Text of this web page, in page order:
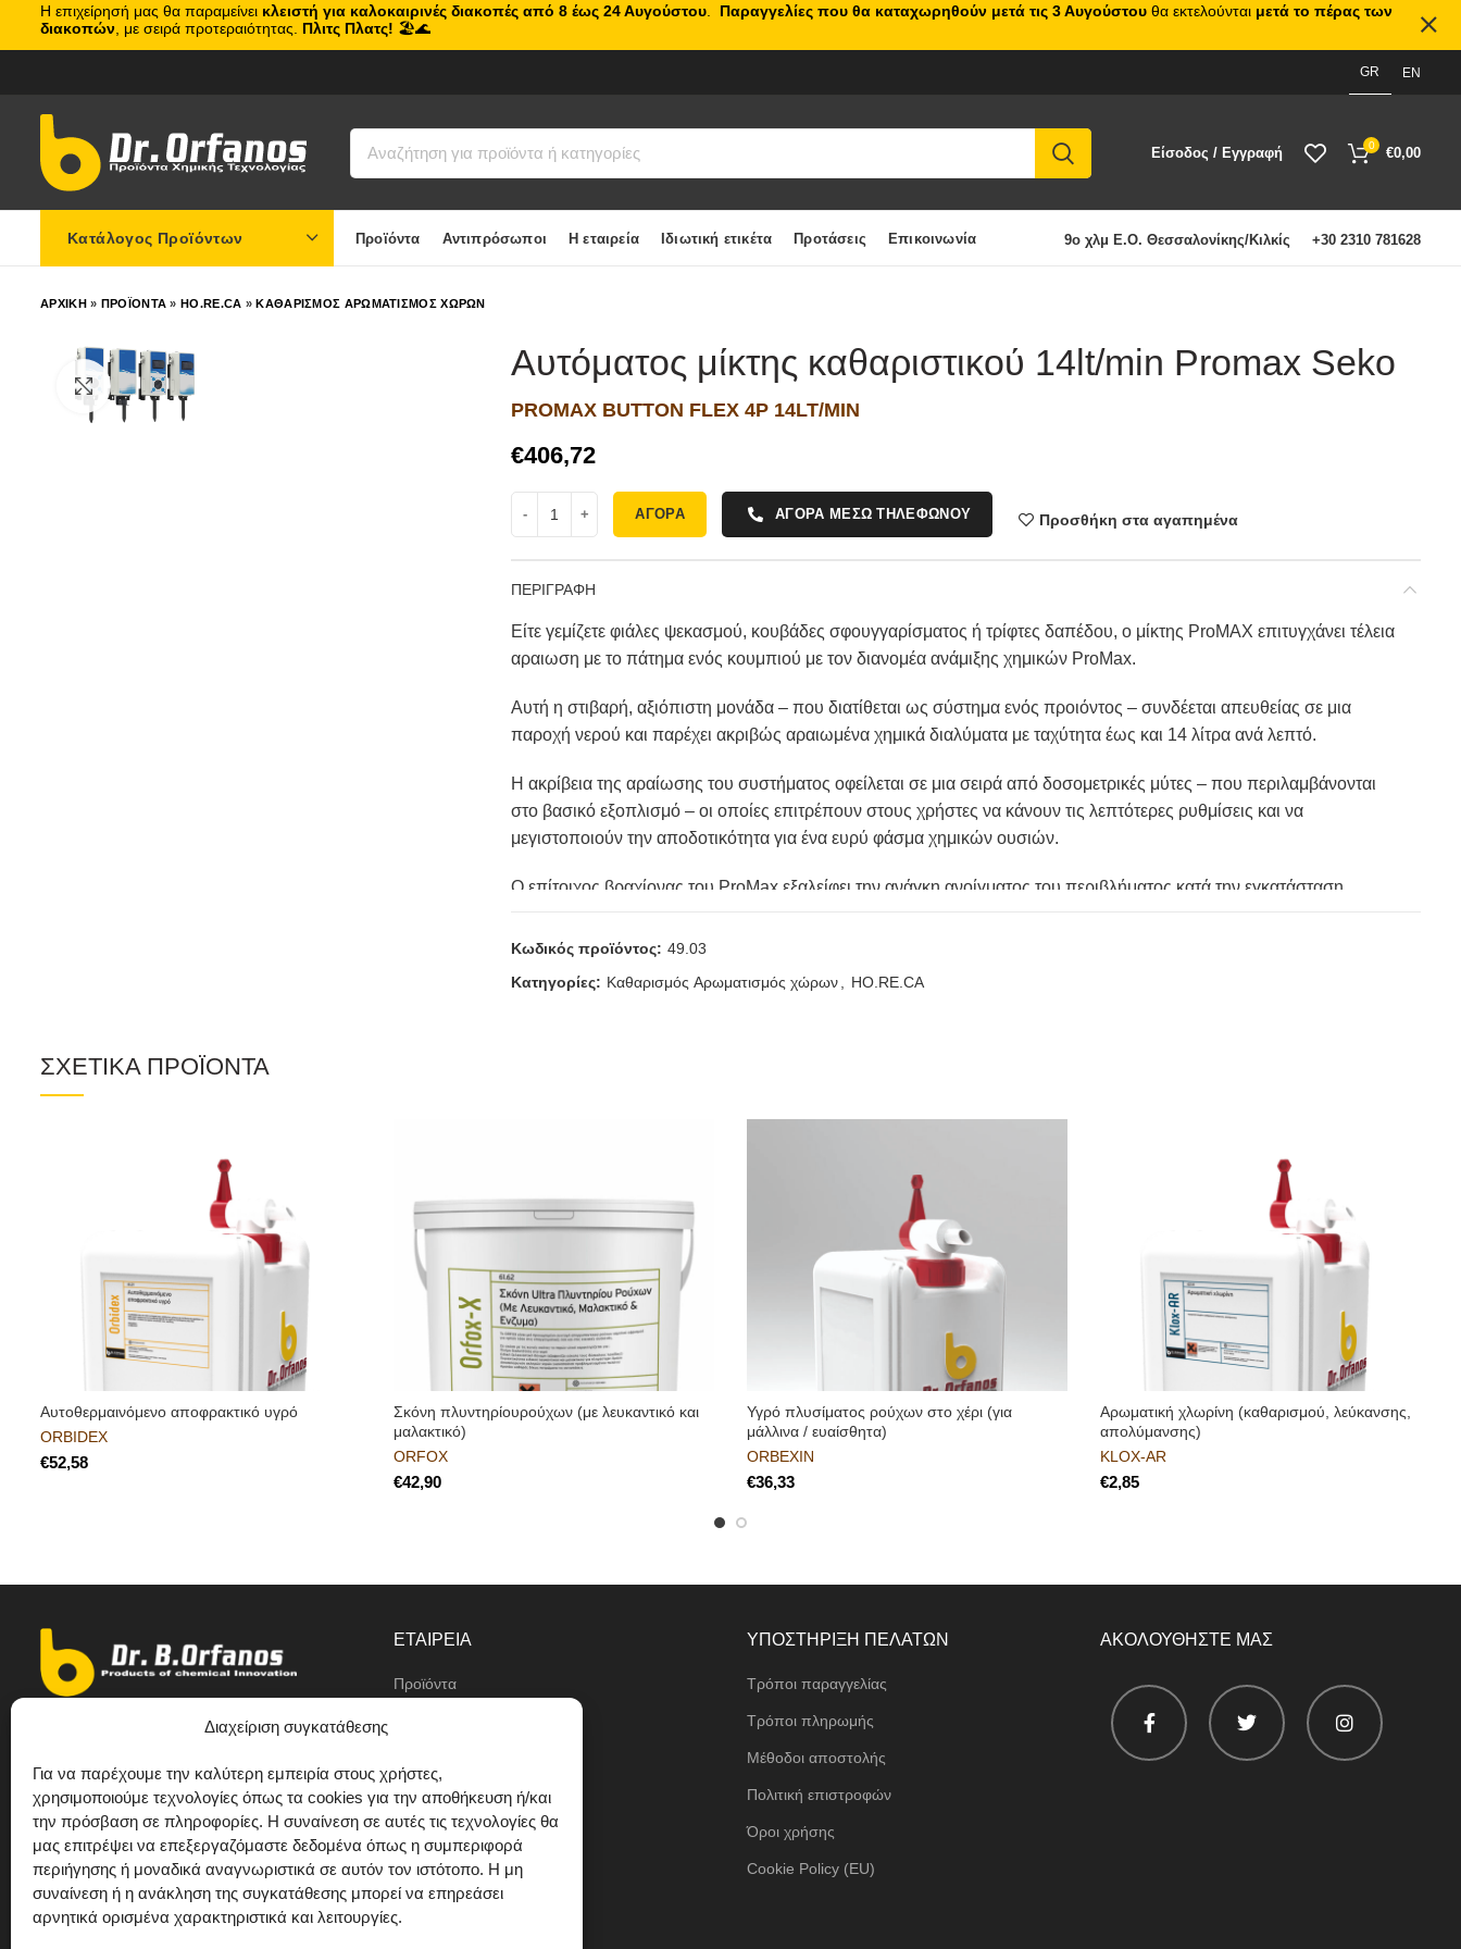
Διαχείριση συγκατάθεσης
Για να παρέχουμε την καλύτερη εμπειρία στους χρήστες,
χρησιμοποιούμε τεχνολογίες όπως τα cookies για την αποθήκευση ή/και
την πρόσβαση σε πληροφορίες. Η συναίνεση σε αυτές τις τεχνολογίες θα
μας επιτρέψει να επεξεργαζόμαστε δεδομένα όπως η συμπεριφορά
περιήγησης ή μοναδικά αναγνωριστικά σε αυτόν τον ιστότοπο. Η μη
συναίνεση ή η ανάκληση της συγκατάθεσης μπορεί να επηρεάσει
αρνητικά ορισμένα χαρακτηριστικά και λειτουργίες.
GR EN
Είσοδος / Εγγραφή 0 €0,00
Κατάλογος Προϊόντων Προϊόντα Αντιπρόσωποι Η εταιρεία Ιδιωτική ετικέτα Προτάσεις Επικοινωνία 9ο χλμ Ε.Ο. Θεσσαλονίκης/Κιλκίς +30 2310 781628
ΑΡΧΙΚΗ» ΠΡΟΪΟΝΤΑ »HO.RE.CA »ΚΑΘΑΡΙΣΜΟΣ AΡΩΜΑΤΙΣΜΟΣ ΧΩΡΩΝ
Click to enlarge
Αυτόματος μίκτης καθαριστικού 14lt/min Promax Seko
PROMAX BUTTON FLEX 4P 14LT/MIN
€
ΑΓΟΡΑ ΑΓΟΡΑ ΜΕΣΩ ΤΗΛΕΦΩΝΟΥ Προσθήκη στα αγαπημένα
ΠΕΡΙΓΡΑΦΗ
Είτε γεμίζετε φιάλες ψεκασμού, κουβάδες σφουγγαρίσματος ή τρίφτες δαπέδου, ο μίκτης ProMAX επιτυγχάνει τέλεια
αραιωση με το πάτημα ενός κουμπιού με τον διανομέα ανάμιξης χημικών ProMax.
Αυτή η στιβαρή, αξιόπιστη μονάδα – που διατίθεται ως σύστημα ενός προιόντος – συνδέεται απευθείας σε μια
παροχή νερού και παρέχει ακριβώς αραιωμένα χημικά διαλύματα με ταχύτητα έως και 14 λίτρα ανά λεπτό.
Η ακρίβεια της αραίωσης του συστήματος οφείλεται σε μια σειρά από δοσομετρικές μύτες – που περιλαμβάνονται
στο βασικό εξοπλισμό – οι οποίες επιτρέπουν στους χρήστες να κάνουν τις λεπτότερες ρυθμίσεις και να
μεγιστοποιούν την αποδοτικότητα για ένα ευρύ φάσμα χημικών ουσιών.
Ο επίτοιχος βραχίονας του ProMax εξαλείφει την ανάγκη ανοίγματος του περιβλήματος κατά την εγκατάσταση,
την εύκολη προσθήκη περαιτέρω μονάδων σε μια υπάρχουσα εγκατάσταση.
Κωδικός προϊόντος: 49.03
Κατηγορίες: Καθαρισμός Aρωματισμός χώρων HO.RE.CA
ΣΧΕΤΙΚΑ ΠΡΟΪΟΝΤΑ
Αυτοθερμαινόμενο αποφρακτικό υγρό
ORBIDEX
€
Σκόνη πλυντηρίουρούχων (με λευκαντικό και
μαλακτικό)
ORFOX
€
Υγρό πλυσίματος ρούχων στο χέρι (για
μάλλινα / ευαίσθητα)
ORBEXIN
€
Αρωματική χλωρίνη (καθαρισμού, λεύκανσης,
απολύμανσης)
KLOX-AR
€
9ο χλμ Ε.Ο Θεσσαλονίκης/ Κιλκίς,
Διαβατά
+30 2310 781628
+30 693 744 4655 (WhatsApp)
+30 693 744 4655 (Viber)
+30 2310 783655 (Fax)
ΕΤΑΙΡΕΙΑ
Προϊόντα
Ιδιωτική ετικέτα
Προτάσεις
Επικοινωνία
ΥΠΟΣΤΗΡΙΞΗ ΠΕΛΑΤΩΝ
Τρόποι παραγγελίας
Τρόποι πληρωμής
Μέθοδοι αποστολής
Πολιτική επιστροφών
Όροι χρήσης
Cookie Policy (EU)
ΑΚΟΛΟΥΘΗΣΤΕ ΜΑΣ
Η επιχείρησή μας θα παραμείνει κλειστή για καλοκαιρινές διακοπές από 8 έως 24 Αυγούστου Παραγγελίες που θα καταχωρηθούν μετά τις 3 Αυγούστου θα εκτελούνται μετά το πέρας των
διακοπών , με σειρά προτεραιότητας. Πλιτς Πλατς! 🏖️🌊